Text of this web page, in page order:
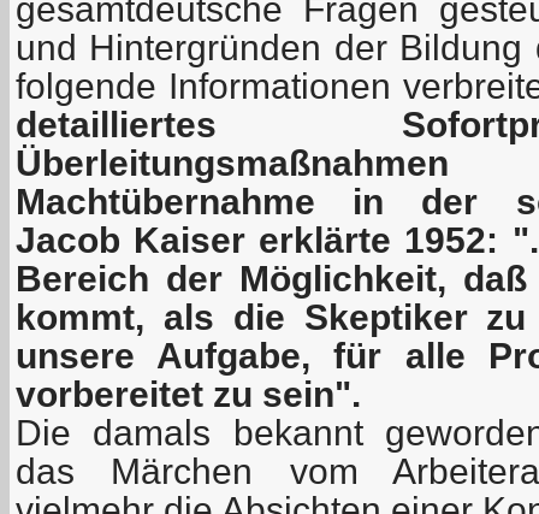
gesamtdeutsche Fragen
und Hintergründen der
folgende Informationen
detailliertes
Machtübernahme in der
Jacob Kaiser erklärte 1952:
Bereich der Möglichkeit,
kommt, als die Skeptiker
unsere Aufgabe, für alle
vorbereitet zu sein".
Die damals bekannt
das Märchen vom